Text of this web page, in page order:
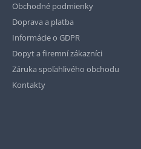
Obchodné podmienky
Doprava a platba
Informácie o GDPR
Dopyt a firemní zákazníci
Záruka spoľahlivého obchodu
Kontakty